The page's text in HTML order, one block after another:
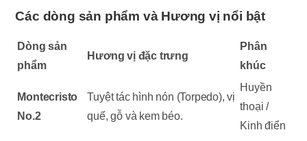
Các dòng sản phẩm và Hương vị nổi bật
Dòng sản
phẩm
Hương vị đặc trưng
Phân
khúc
Montecristo
No.2
Tuyệt tác hình nón (Torpedo), vị
quế, gỗ và kem béo.
Huyền
thoại /
Kinh điển